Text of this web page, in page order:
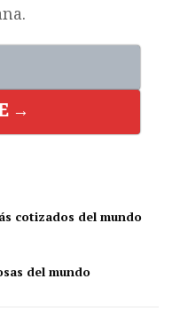
→
cotizados del mundo
del mundo